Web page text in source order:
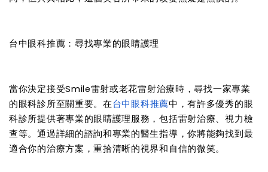
台中眼科推薦：尋找專業的眼睛護理
當你決定接受Smile雷射或老花雷射治療時，尋找一家專業
的眼科診所至關重要。在台中眼科推薦中，有許多優秀的眼
科診所提供著專業的眼睛護理服務，包括雷射治療、視力檢
查等。通過詳細的諮詢和專業的醫生指導，你將能夠找到最
適合你的治療方案，重拾清晰的視界和自信的微笑。